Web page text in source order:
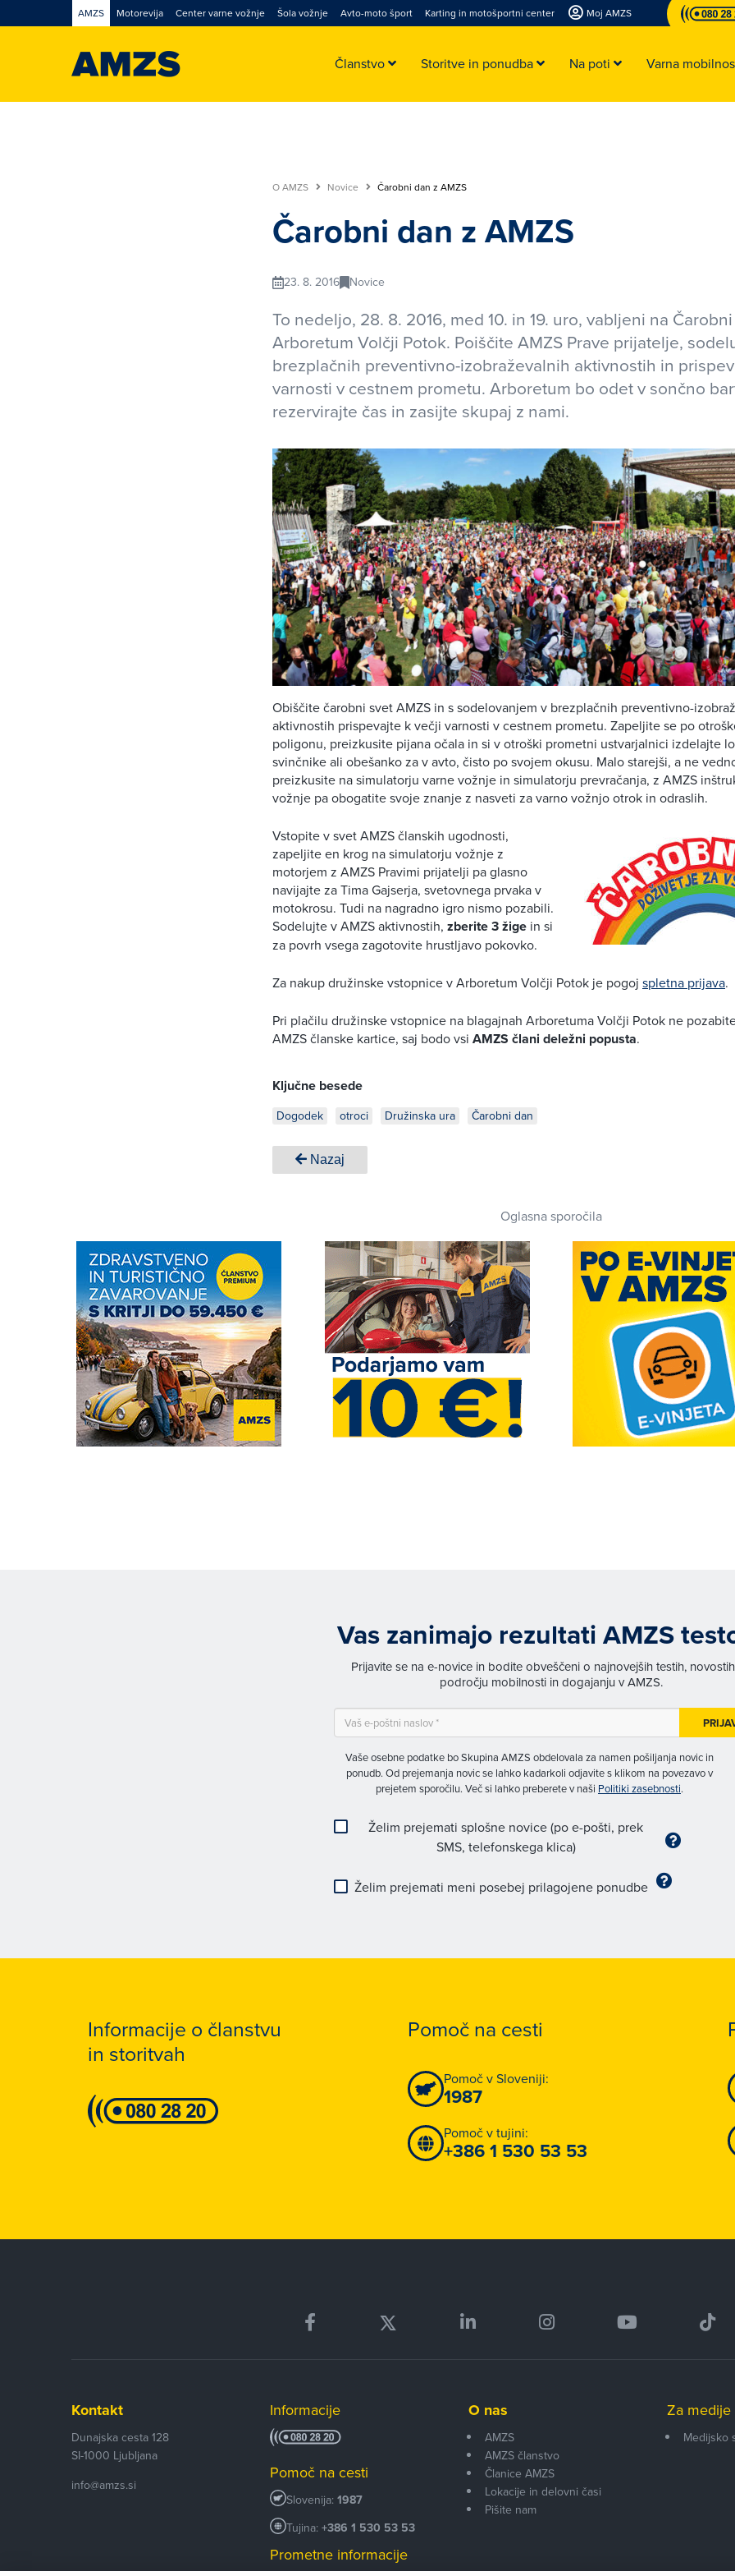
AMZS Motorevija Center varne vožnje Šola vožnje Avto-moto šport Karting in motošportni center Moj AMZS
Članstvo Storitve in ponudba Na poti Varna
O AMZS Novice Čarobni dan z AMZS
Čarobni dan z AMZS
23. 8. 2016 Novice
To nedeljo, 28. 8. 2016, med 10. in 19. uro, vabljeni na
Arboretum Volčji Potok. Poiščite AMZS Prave prijatelje,
brezplačnih preventivno-izobraževalnih aktivnostih in
varnosti v cestnem prometu. Arboretum bo odet v sončno
rezervirajte čas in zasijte skupaj z nami.
Obiščite čarobni svet AMZS in s sodelovanjem v brezplačnih preventivno-
aktivnostih prispevajte k večji varnosti v cestnem prometu. Zapeljite se po
poligonu, preizkusite pijana očala in si v otroški prometni ustvarjalnici izdelajte
svinčnike ali obešanko za v avto, čisto po svojem okusu. Malo starejši, a ne
preizkusite na simulatorju varne vožnje in simulatorju prevračanja, z AMZS
vožnje pa obogatite svoje znanje z nasveti za varno vožnjo otrok in odraslih.
Vstopite v svet AMZS članskih ugodnosti,
zapeljite en krog na simulatorju vožnje z
motorjem z AMZS Pravimi prijatelji pa glasno
navijajte za Tima Gajserja, svetovnega prvaka v
motokrosu. Tudi na nagradno igro nismo pozabili.
Sodelujte v AMZS aktivnostih, zberite 3 žige in si
za povrh vsega zagotovite hrustljavo pokovko.
Za nakup družinske vstopnice v Arboretum Volčji Potok je pogoj spletna prijava.
Pri plačilu družinske vstopnice na blagajnah Arboretuma Volčji Potok ne
AMZS članske kartice, saj bodo vsi AMZS člani deležni popusta.
Ključne besede
Dogodek otroci Družinska ura Čarobni dan
Nazaj
Oglasna sporočila
Vas zanimajo rezultati AMZS
Prijavite se na e-novice in bodite obveščeni o najnovejših testih,
področju mobilnosti in dogajanju v AMZS.
Vaše osebne podatke bo Skupina AMZS obdelovala za namen pošiljanja novic in
ponudb. Od prejemanja novic se lahko kadarkoli odjavite s klikom na povezavo v
prejetem sporočilu. Več si lahko preberete v naši Politiki zasebnosti.
Želim prejemati splošne novice (po e-pošti, prek
SMS, telefonskega klica)
Želim prejemati meni posebej prilagojene ponudbe
Informacije o članstvu
in storitvah
Pomoč na cesti
Pomoč v Sloveniji:
1987
Pomoč v tujini:
+386 1 530 53 53
Kontakt
Dunajska cesta 128
SI-1000 Ljubljana
info@amzs.si
Informacije
Pomoč na cesti
Slovenija: 1987
Tujina: +386 1 530 53 53
Prometne informacije
O nas
AMZS
AMZS članstvo
Članice AMZS
Lokacije in delovni časi
Pišite nam
Za
Medijsko